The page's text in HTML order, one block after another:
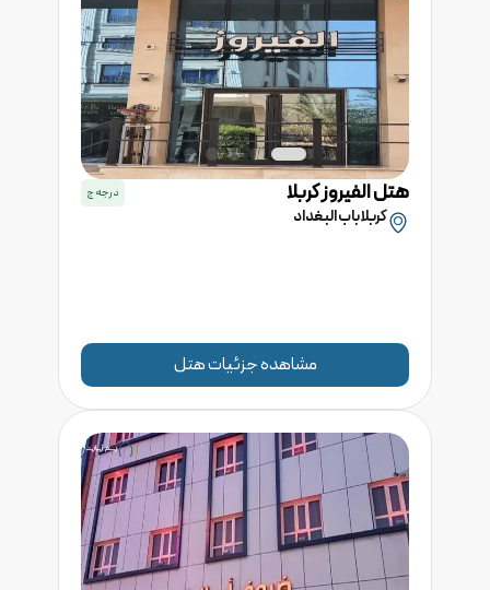
هتلالفیروزکربلا درجهج
کربلا باب البغداد
مشاهده جزئیات هتل